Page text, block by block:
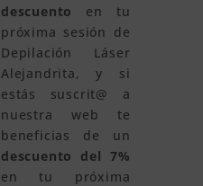
descuento
en tu
próxima sesión de
Depilación Láser
Alejandrita, y si
estás suscrit@ a
nuestra web te
beneficias de un
descuento del 7%
en tu próxima